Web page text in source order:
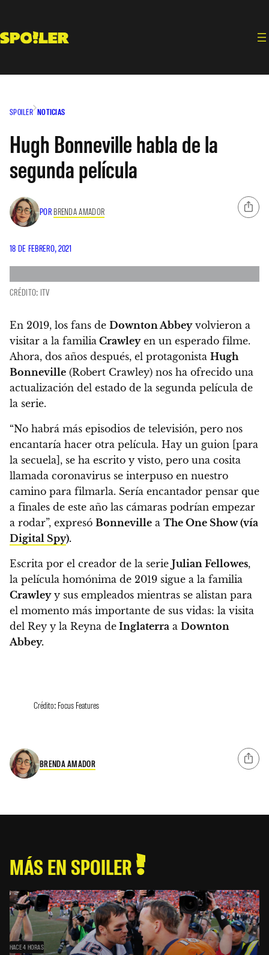
contenido
SPOILER NOTICIAS
Hugh Bonneville habla de la
segunda película
POR BRENDA AMADOR
18 DE FEBRERO, 2021
CRÉDITO: ITV
En 2019, los fans de Downton Abbeyvolvieron a
visitar a la familia Crawleyen un esperado filme.
Ahora, dos años después, el protagonista Hugh
Bonneville (Robert Crawley) nos ha ofrecido una
actualización del estado de la segunda película de
la serie.
“No habrá más episodios de televisión, pero nos
encantaría hacer otra película. Hay un guion [para
la secuela], se ha escrito y visto, pero una cosita
llamada coronavirus se interpuso en nuestro
camino para filmarla. Sería encantador pensar que
a finales de este año las cámaras podrían empezar
a rodar”, expresó Bonneville a The One Show (vía
Digital Spy).
Escrita por el creador de la serie Julian Fellowes,
la película homónima de 2019 sigue a la familia
Crawleyy sus empleados mientras se alistan para
el momento más importante de sus vidas: la visita
del Rey y la Reyna de Inglaterra a Downton
Abbey.
Crédito: Focus Features
BRENDA AMADOR
MÁS EN SPOILER
HACE 4 HORAS